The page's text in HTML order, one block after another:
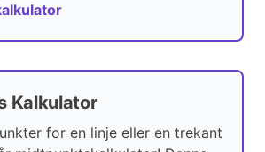
Kalkulator
for en linje eller en trekant